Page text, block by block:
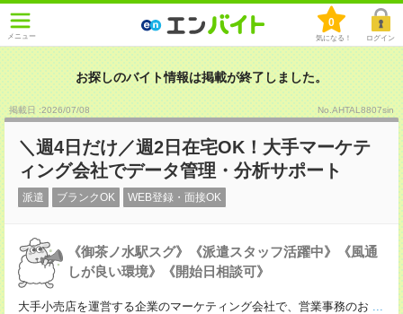
メニュー
0
気になる！ ログイン
お探しのバイト情報は掲載が終了しました。
掲載日 :2026/07/08 No.AHTAL8807sin
＼週4日だけ／週2日在宅OK！大手マーケテ
ィング会社でデータ管理・分析サポート
派遣 ブランクOK WEB登録・面接OK
《御茶ノ水駅スグ》《派遣スタッフ活躍中》《風通
しが良い環境》《開始日相談可》
大手小売店を運営する企業のマーケティング会社で、営業事務のお ...